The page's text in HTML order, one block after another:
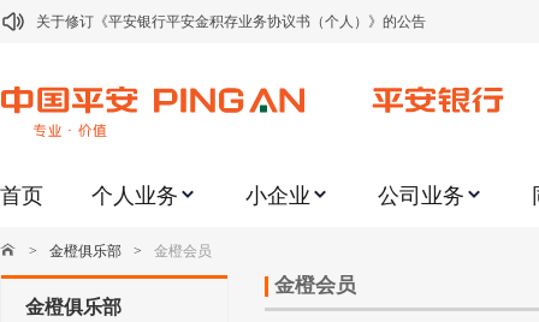
关于修订《平安银行平安金积存业务协议书（个人）》的公告
关于2021年劳动节期间代理贵金属业务风险提示的通知
关于加强代理贵金属业务风险防范的提示
关于进一步加强代理贵金属业务风险防范的提示
首页 个人业务 小企业 公司业务
> 金橙俱乐部 > 金橙会员
金橙俱乐部
金橙会员